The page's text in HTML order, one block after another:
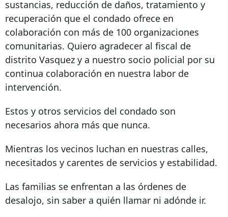
sustancias, reducción de daños, tratamiento y
recuperación que el condado ofrece en
colaboración con más de 100 organizaciones
comunitarias. Quiero agradecer al fiscal de
distrito Vasquez y a nuestro socio policial por su
continua colaboración en nuestra labor de
intervención.
Estos y otros servicios del condado son
necesarios ahora más que nunca.
Mientras los vecinos luchan en nuestras calles,
necesitados y carentes de servicios y estabilidad.
Las familias se enfrentan a las órdenes de
desalojo, sin saber a quién llamar ni adónde ir.